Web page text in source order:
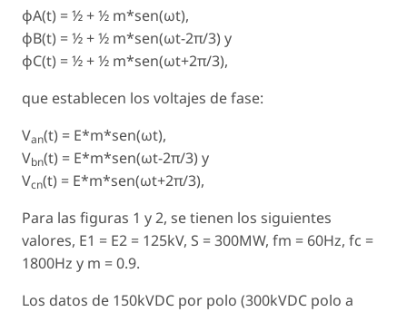
φA(t) = ½ + ½ m*sen(ωt),
φB(t) = ½ + ½ m*sen(ωt-2π/3) y
φC(t) = ½ + ½ m*sen(ωt+2π/3),
que establecen los voltajes de fase:
Van(t) = E*m*sen(ωt),
Vbn(t) = E*m*sen(ωt-2π/3) y
Vcn(t) = E*m*sen(ωt+2π/3),
Para las figuras 1 y 2, se tienen los siguientes
valores, E1 = E2 = 125kV, S = 300MW, fm = 60Hz, fc =
1800Hz y m = 0.9.
Los datos de 150kVDC por polo (300kVDC polo a